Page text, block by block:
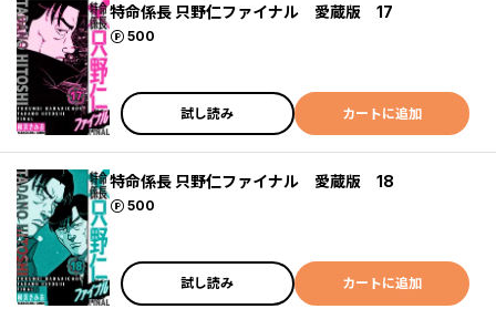
特命係長 只野仁ファイナル 愛蔵版 17
500
ポイント
試し読み カートに追加
特命係長 只野仁ファイナル 愛蔵版 18
500
ポイント
試し読み カートに追加